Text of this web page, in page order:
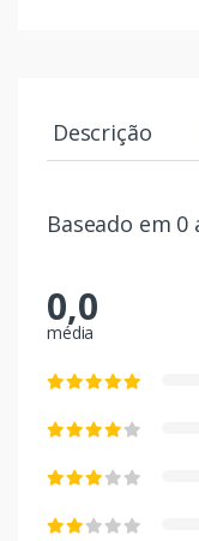
Descrição
Baseado em 0
0,0
média